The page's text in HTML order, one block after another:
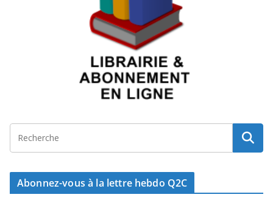
Abonnez-vous à la lettre hebdo Q2C